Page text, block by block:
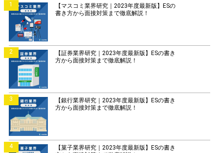
1
【マスコミ業界研究｜2023年度最新版】ESの
書き方から面接対策まで徹底解説！
2
【証券業界研究｜2023年度最新版】ESの書き
方から面接対策まで徹底解説！
3
【銀行業界研究｜2023年度最新版】ESの書き
方から面接対策まで徹底解説！
4
【菓子業界研究｜2023年度最新版】ESの書き